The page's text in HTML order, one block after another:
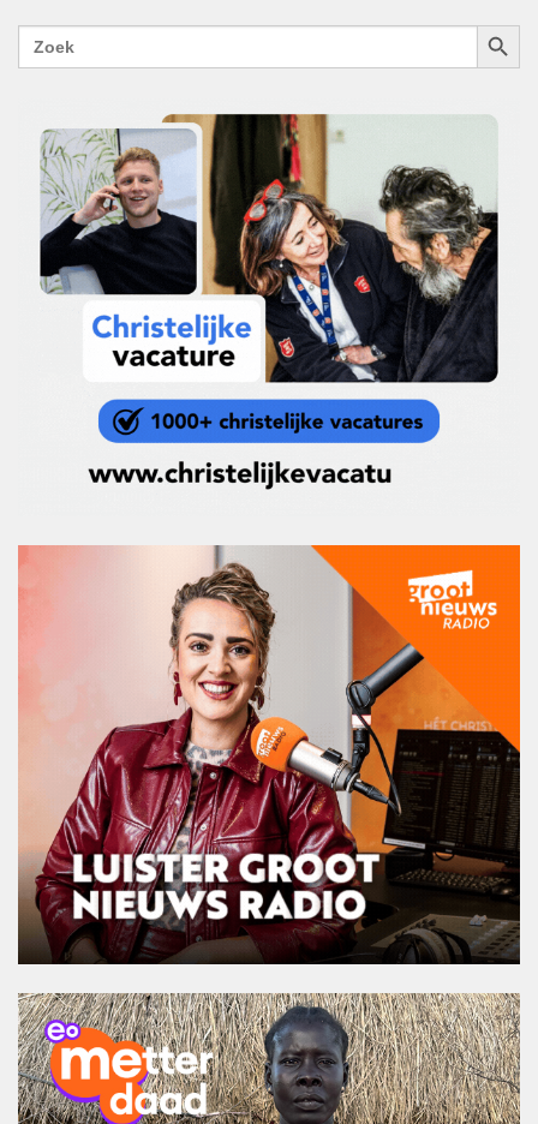
Zoek
naar: